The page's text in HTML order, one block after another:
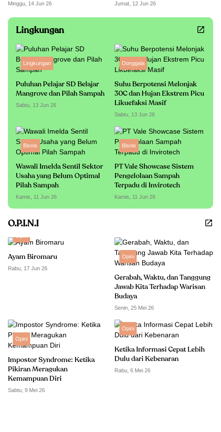
Minggu, 14 Jun 26 Jumat, 12 Jun 26
Lingkungan
Lingkungan
Puluhan Pelajar SD Belajar
Mangrove dan Pilah Sampah
Sabtu, 13 Jun 26
Donggala
Suhu Berpotensi Melonjak
30C dan Hujan Ekstrem Picu
Likuefaksi Masif
Sabtu, 13 Jun 26
Bisnis
Wawali Imelda Sentil Sektor
Usaha yang Belum Optimal
Pilah Sampah
Kamis, 11 Jun 26
Bisnis
PT Vale Showcase Sistem
Pengelolaan Sampah
Terpadu di Invirotech
Kamis, 11 Jun 26
O.P.I.N.I
Ayam Biromaru
Rabu, 17 Jun 26
Opini
Gerabah, Waktu, dan Tanggung
Jawab Kita Terhadap Warisan
Budaya
Senin, 25 Mei 26
Opini
Impostor Syndrome: Ketika
Pikiran Meragukan
Kemampuan Diri
Sabtu, 9 Mei 26
Opini
Ketika Informasi Cepat Lebih
Dulu dari Kebenaran
Rabu, 6 Mei 26